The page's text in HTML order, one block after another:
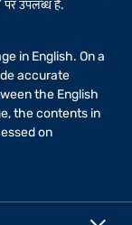
पर उपलब्ध है.
in English. On a
accurate
the English
the contents in
on